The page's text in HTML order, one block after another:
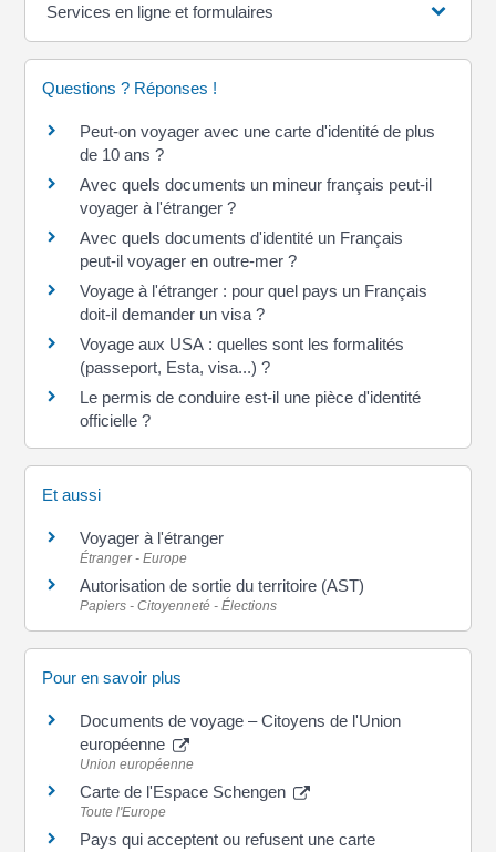
Services en ligne et formulaires
Questions ? Réponses !
Peut-on voyager avec une carte d'identité de plus
de 10 ans ?
Avec quels documents un mineur français peut-il
voyager à l'étranger ?
Avec quels documents d'identité un Français
peut-il voyager en outre-mer ?
Voyage à l'étranger : pour quel pays un Français
doit-il demander un visa ?
Voyage aux USA : quelles sont les formalités
(passeport, Esta, visa...) ?
Le permis de conduire est-il une pièce d'identité
officielle ?
Et aussi
Voyager à l'étranger
Étranger - Europe
Autorisation de sortie du territoire (AST)
Papiers - Citoyenneté - Élections
Pour en savoir plus
Documents de voyage – Citoyens de l'Union
européenne
Union européenne
Carte de l'Espace Schengen
Toute l'Europe
Pays qui acceptent ou refusent une carte